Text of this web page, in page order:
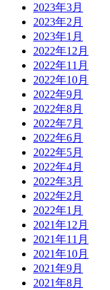
2023年3月
2023年2月
2023年1月
2022年12月
2022年11月
2022年10月
2022年9月
2022年8月
2022年7月
2022年6月
2022年5月
2022年4月
2022年3月
2022年2月
2022年1月
2021年12月
2021年11月
2021年10月
2021年9月
2021年8月